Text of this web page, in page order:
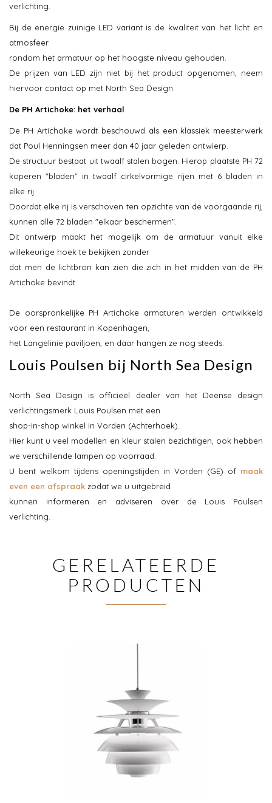
verlichting.
Bij de energie zuinige LED variant is de kwaliteit van het licht en
atmosfeer
rondom het armatuur op het hoogste niveau gehouden.
De prijzen van LED zijn niet bij het product opgenomen, neem
hiervoor contact op met North Sea Design.
De PH Artichoke: het verhaal
De PH Artichoke wordt beschouwd als een klassiek meesterwerk
dat Poul Henningsen meer dan 40 jaar geleden ontwierp.
De structuur bestaat uit twaalf stalen bogen. Hierop plaatste PH 72
koperen "bladen" in twaalf cirkelvormige rijen met 6 bladen in
elke rij.
Doordat elke rij is verschoven ten opzichte van de voorgaande rij,
kunnen alle 72 bladen "elkaar beschermen".
Dit ontwerp maakt het mogelijk om de armatuur vanuit elke
willekeurige hoek te bekijken zonder
dat men de lichtbron kan zien die zich in het midden van de PH
Artichoke bevindt.
De oorspronkelijke PH Artichoke armaturen werden ontwikkeld
voor een restaurant in Kopenhagen,
het Langelinie paviljoen, en daar hangen ze nog steeds.
Louis Poulsen bij North Sea Design
North Sea Design is officieel dealer van het Deense design
verlichtingsmerk Louis Poulsen met een
shop-in-shop winkel in Vorden (Achterhoek).
Hier kunt u veel modellen en kleur stalen bezichtigen, ook hebben
we verschillende lampen op voorraad.
U bent welkom tijdens openingstijden in Vorden (GE) of maak
even een afspraak zodat we u uitgebreid
kunnen informeren en adviseren over de Louis Poulsen
verlichting.
GERELATEERDE
PRODUCTEN